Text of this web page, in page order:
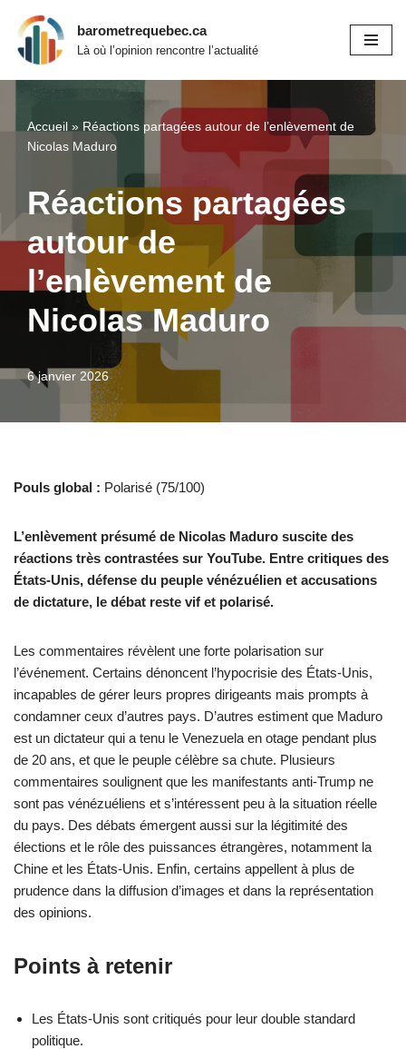
Aller
contenu
barometrequebec.ca
Là où l’opinion rencontre l’actualité
Accueil » Réactions partagées autour de l’enlèvement de
Nicolas Maduro
Réactions partagées
autour de
l’enlèvement de
Nicolas Maduro
6 janvier 2026
Pouls global : Polarisé (75/100)
L’enlèvement présumé de Nicolas Maduro suscite des
réactions très contrastées sur YouTube. Entre critiques des
États-Unis, défense du peuple vénézuélien et accusations
de dictature, le débat reste vif et polarisé.
Les commentaires révèlent une forte polarisation sur
l’événement. Certains dénoncent l’hypocrisie des États-Unis,
incapables de gérer leurs propres dirigeants mais prompts à
condamner ceux d’autres pays. D’autres estiment que Maduro
est un dictateur qui a tenu le Venezuela en otage pendant plus
de 20 ans, et que le peuple célèbre sa chute. Plusieurs
commentaires soulignent que les manifestants anti-Trump ne
sont pas vénézuéliens et s’intéressent peu à la situation réelle
du pays. Des débats émergent aussi sur la légitimité des
élections et le rôle des puissances étrangères, notamment la
Chine et les États-Unis. Enfin, certains appellent à plus de
prudence dans la diffusion d’images et dans la représentation
des opinions.
Points à retenir
Les États-Unis sont critiqués pour leur double standard
politique.